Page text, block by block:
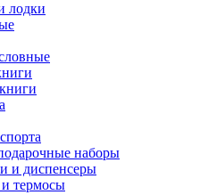
лодки
наборы
и диспенсеры
термосы